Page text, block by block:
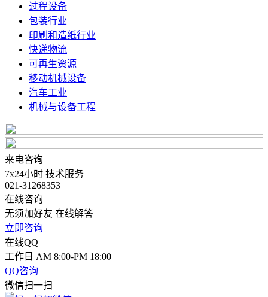
过程设备
包装行业
印刷和造纸行业
快递物流
可再生资源
移动机械设备
汽车工业
机械与设备工程
来电咨询
7x24小时 技术服务
021-31268353
在线咨询
无须加好友 在线解答
立即咨询
在线QQ
工作日 AM 8:00-PM 18:00
QQ咨询
微信扫一扫